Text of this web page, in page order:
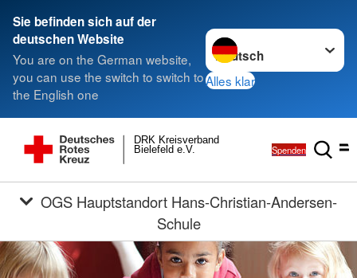
Sie befinden sich auf der
deutschen Website
You are on the German website,
you can use the switch to switch to
the English one
Sprache wechseln zu
Alles klar
Bielefeld e.V.
DRK Kreisverband
Spenden
OGS Hauptstandort Hans-Christian-Andersen-
Schule